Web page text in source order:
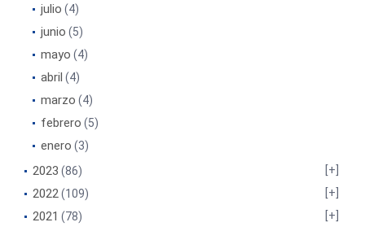
julio (4)
junio (5)
mayo (4)
abril (4)
marzo (4)
febrero (5)
enero (3)
2023 (86)
2022(109)
2021 (78)